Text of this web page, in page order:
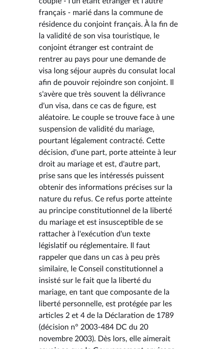
français - marié dans la commune de
résidence du conjoint français. À la fin de
la validité de son visa touristique, le
conjoint étranger est contraint de
rentrer au pays pour une demande de
visa long séjour auprès du consulat local
afin de pouvoir rejoindre son conjoint. Il
s'avère que très souvent la délivrance
d'un visa, dans ce cas de figure, est
aléatoire. Le couple se trouve face à une
suspension de validité du mariage,
pourtant légalement contracté. Cette
décision, d'une part, porte atteinte à leur
droit au mariage et est, d'autre part,
prise sans que les intéressés puissent
obtenir des informations précises sur la
nature du refus. Ce refus porte atteinte
au principe constitutionnel de la liberté
du mariage et est insusceptible de se
rattacher à l'exécution d'un texte
législatif ou réglementaire. Il faut
rappeler que dans un cas à peu près
similaire, le Conseil constitutionnel a
insisté sur le fait que la liberté du
mariage, en tant que composante de la
liberté personnelle, est protégée par les
articles 2 et 4 de la Déclaration de 1789
(décision n° 2003-484 DC du 20
novembre 2003). Dès lors, elle aimerait